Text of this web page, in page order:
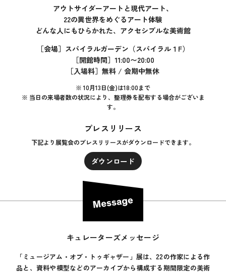
アウトサイダーアートと現代アート、
22の異世界をめぐるアート体験
どんな人にもひらかれた、アクセシブルな美術館
［会場］スパイラルガーデン（スパイラル１F）
［開館時間］11:00〜20:00
［入場料］無料 / 会期中無休
※ 10月13日(金)は18:00まで
※ 当日の来場者数の状況により、整理券を配布する場合がございま
す。
プレスリリース
下記より展覧会のプレスリリースがダウンロードできます。
ダウンロード
キュレーターズメッセージ
「ミュージアム・オブ・トゥギャザー」展は、22の作家による作
品と、資料や模型などのアーカイブから構成する期間限定の美術